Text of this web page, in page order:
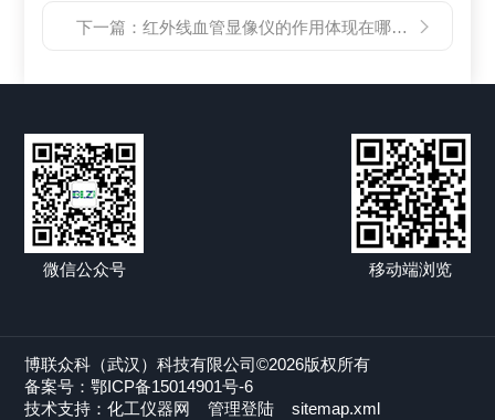
下一篇：红外线血管显像仪的作用体现在哪些方面？
微信公众号 移动端浏览
博联众科（武汉）科技有限公司©2026版权所有
备案号：鄂ICP备15014901号-6
技术支持：化工仪器网 管理登陆 sitemap.xml